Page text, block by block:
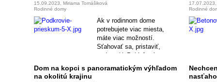
15.09.2023, Miriama Tomášiková
Rodinné domy
Ak v rodinnom dome
potrebujete viac miesta,
máte viac možností.
Sťahovať sa, pristaviť,
nadstaviť. Pokiaľ má
nehnuteľnosť šikmú strechu,
do úvahy prichádza
Rodinné
Dom na kopci s panoramatickým výhľadom
na okolitú krajinu